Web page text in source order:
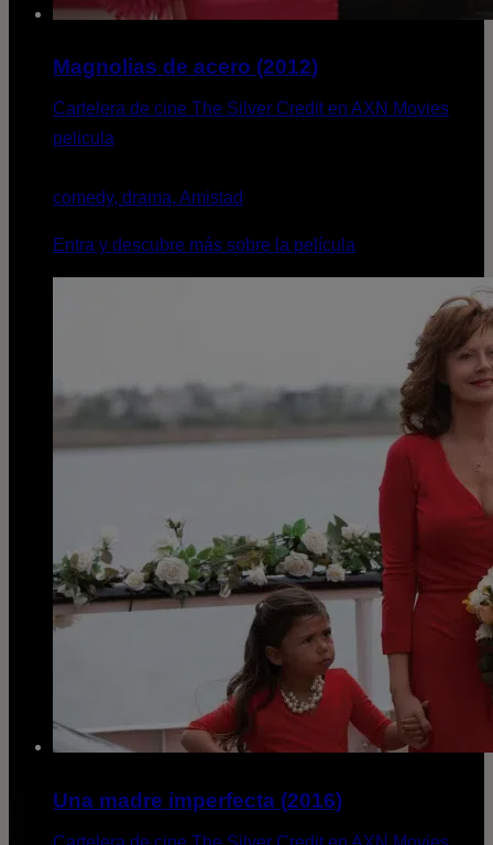
Magnolias de acero (2012)
Cartelera de cine The Silver Credit en AXN Movies
pelicula
comedy, drama, Amistad
Entra y descubre más sobre la película
Una madre imperfecta (2016)